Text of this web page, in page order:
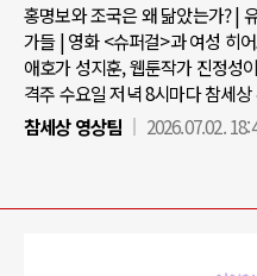
홍명보와 조국은 왜 닮았는가? |
가들 | 영화 <슈퍼걸>과 여성 히
애호가 성지훈, 웹툰작가 진정성
격주 수요일 저녁 8시마다 참세
참세상 영상팀
2026.07.02.